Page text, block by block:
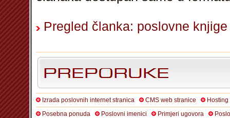
Pregled članka: poslovne
Izrada poslovnih internet stranica CMS web stranice
Posebna ponuda
Poslovni imenici Primjeri ugovora